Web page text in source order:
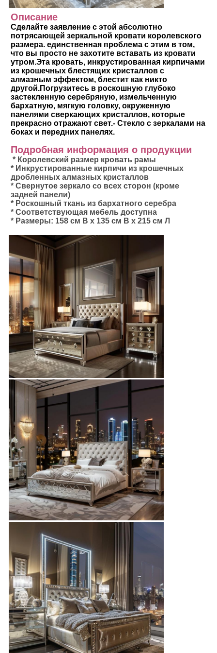
Описание
Сделайте заявление с этой абсолютно
потрясающей зеркальной кровати королевского
размера. единственная проблема с этим в том,
что вы просто не захотите вставать из кровати
утром.Эта кровать, инкрустированная кирпичами
из крошечных блестящих кристаллов с
алмазным эффектом, блестит как никто
другой.Погрузитесь в роскошную глубоко
застекленную серебряную, измельченную
бархатную, мягкую головку, окруженную
панелями сверкающих кристаллов, которые
прекрасно отражают свет.- Стекло с зеркалами на
боках и передних панелях.
Подробная информация о продукции
* Королевский размер кровать рамы
* Инкрустированные кирпичи из крошечных
дробленных алмазных кристаллов
* Свернутое зеркало со всех сторон (кроме
задней панели)
* Роскошный ткань из бархатного серебра
* Соответствующая мебель доступна
* Размеры: 158 см В х 135 см В х 215 см Л